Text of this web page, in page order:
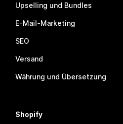
Upselling und Bundles
E-Mail-Marketing
SEO
Versand
Währung und Übersetzung
Shopify